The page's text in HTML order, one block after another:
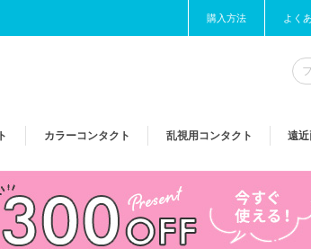
購入方法 よく
カラーコンタクト 乱視用 コンタクト 遠近